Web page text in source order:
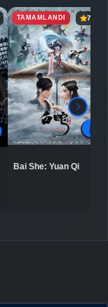
TAMAMLANDI 7.5
Bai She: Yuan Qi